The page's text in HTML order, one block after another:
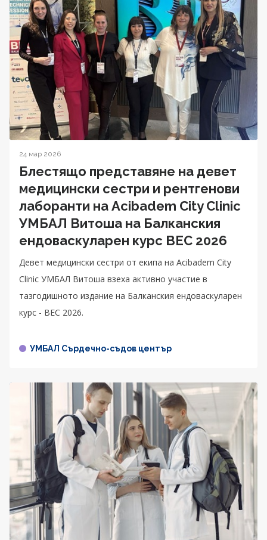
24 мар 2026
Блестящо представяне на девет
медицински сестри и рентгенови
лаборанти на Acibadem City Clinic
УМБАЛ Витоша на Балканския
ендоваскуларен курс BEC 2026
Девет медицински сестри от екипа на Acibadem City
Clinic УМБАЛ Витоша взеха активно участие в
тазгодишното издание на Балканския ендоваскуларен
курс - BEC 2026.
УМБАЛ Сърдечно-съдов център